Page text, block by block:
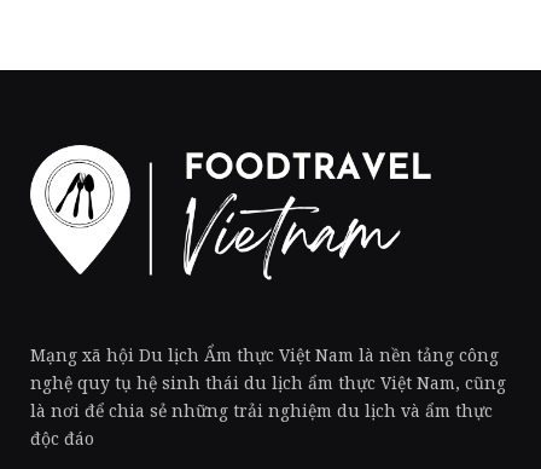
Mạng xã hội Du lịch Ẩm thực Việt Nam là nền tảng công
nghệ quy tụ hệ sinh thái du lịch ẩm thực Việt Nam, cũng
là nơi để chia sẻ những trải nghiệm du lịch và ẩm thực
độc đáo